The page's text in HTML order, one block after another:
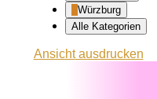
Würzburg
Alle Kategorien
Ansichtausdrucken